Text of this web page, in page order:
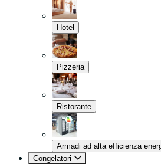
Hotel
Pizzeria
Ristorante
Armadi ad alta efficienza
Congelatori